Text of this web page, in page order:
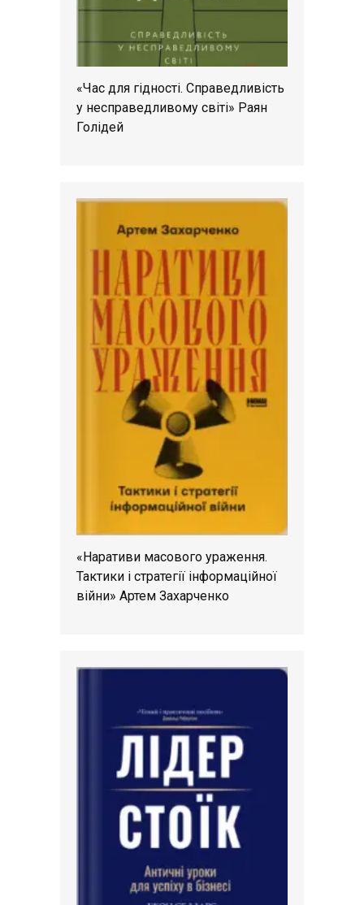
«Час для гідності. Справедливість
у несправедливому світі» Раян
Голідей
«Наративи масового ураження.
Тактики і стратегії інформаційної
війни» Артем Захарченко